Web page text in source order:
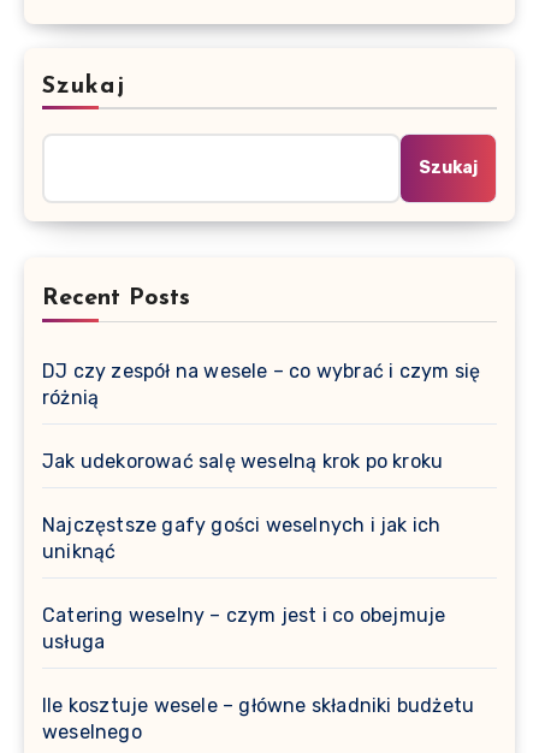
Szukaj
Szukaj
Recent Posts
DJ czy zespół na wesele – co wybrać i czym się
różnią
Jak udekorować salę weselną krok po kroku
Najczęstsze gafy gości weselnych i jak ich
uniknąć
Catering weselny – czym jest i co obejmuje
usługa
Ile kosztuje wesele – główne składniki budżetu
weselnego